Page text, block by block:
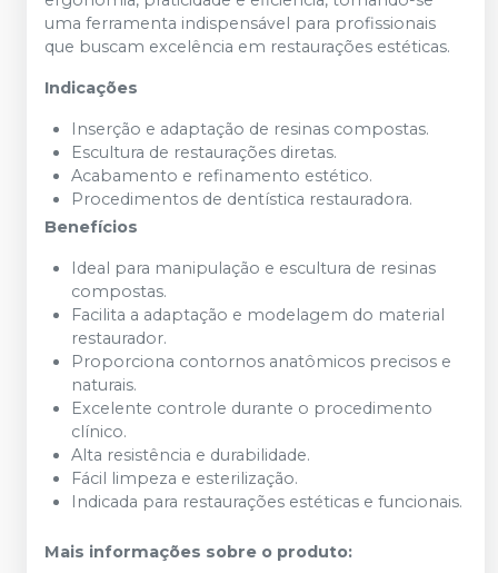
uma ferramenta indispensável para profissionais
que buscam excelência em restaurações estéticas.
Indicações
Inserção e adaptação de resinas compostas.
Escultura de restaurações diretas.
Acabamento e refinamento estético.
Procedimentos de dentística restauradora.
Benefícios
Ideal para manipulação e escultura de resinas
compostas.
Facilita a adaptação e modelagem do material
restaurador.
Proporciona contornos anatômicos precisos e
naturais.
Excelente controle durante o procedimento
clínico.
Alta resistência e durabilidade.
Fácil limpeza e esterilização.
Indicada para restaurações estéticas e funcionais.
Mais informações sobre o produto: